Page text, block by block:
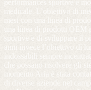
performances sportive e
medicale. L’obiettivo di
mesi con una linea di
una linea di prodotti OEM
sportive e di sviluppare il
anni invece l’obiettivo di
indossabili sempre
che possano risolvere gli
momento Aria è stata
di diverse aziende nel